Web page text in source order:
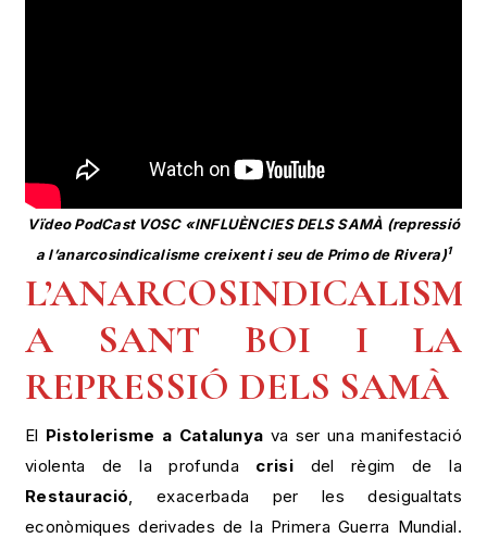
Vïdeo PodCast VOSC «INFLUÈNCIES DELS SAMÀ (repressió
a l’anarcosindicalisme creixent i seu de Primo de Rivera)1
L’ANARCOSINDICALISME
A SANT BOI I LA
REPRESSIÓ DELS SAMÀ
El Pistolerisme a Catalunya va ser una manifestació
violenta de la profunda crisi del règim de la
Restauració, exacerbada per les desigualtats
econòmiques derivades de la Primera Guerra Mundial.